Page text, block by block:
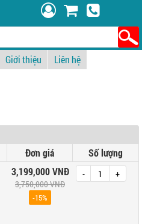
Giới thiệu Liên hệ
Đơn giá
Số lượng
3,199,000 VNĐ
3,750,000 VNĐ
-15%
- +